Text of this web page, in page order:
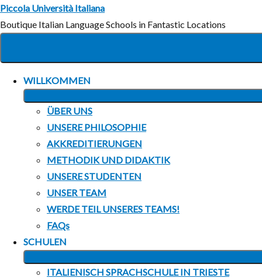
Zum
Inhalt
Piccola Università Italiana
Boutique Italian Language Schools in Fantastic Locations
WILLKOMMEN
ÜBER UNS
UNSERE PHILOSOPHIE
AKKREDITIERUNGEN
METHODIK UND DIDAKTIK
UNSERE STUDENTEN
UNSER TEAM
WERDE TEIL UNSERES TEAMS!
FAQs
SCHULEN
ITALIENISCH SPRACHSCHULE IN TRIESTE